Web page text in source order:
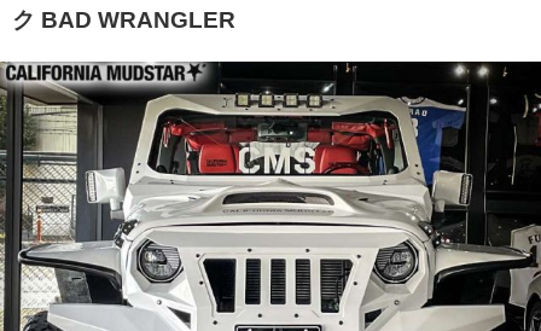
ク BAD WRANGLER